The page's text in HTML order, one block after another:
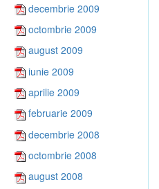
decembrie 2009
octombrie 2009
august 2009
iunie 2009
aprilie 2009
februarie 2009
decembrie 2008
octombrie 2008
august 2008